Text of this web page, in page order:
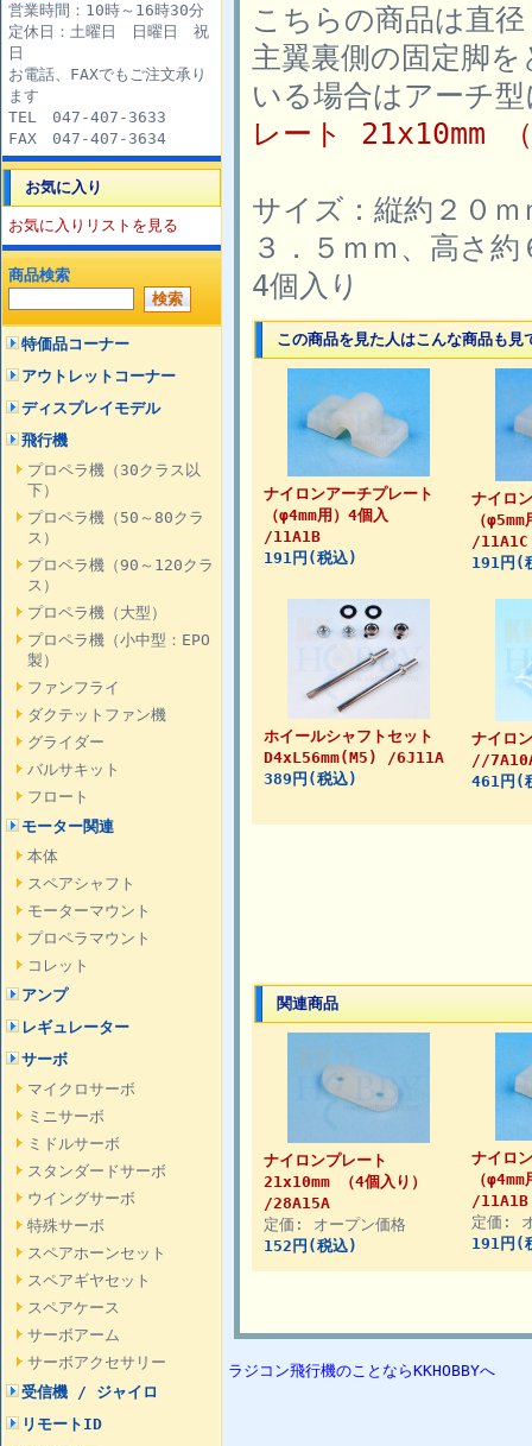
営業時間：10時～16時30分
定休日：土曜日 日曜日 祝
日
お電話、FAXでもご注文承り
ます
TEL 047-407-3633
FAX 047-407-3634
お気に入り
お気に入りリストを見る
商品検索
特価品コーナー
アウトレットコーナー
ディスプレイモデル
飛行機
プロペラ機（30クラス以
下）
プロペラ機（50～80クラ
ス）
プロペラ機（90～120クラ
ス）
プロペラ機（大型）
プロペラ機（小中型：EPO
製）
ファンフライ
ダクテットファン機
グライダー
バルサキット
フロート
モーター関連
本体
スペアシャフト
モーターマウント
プロペラマウント
コレット
アンプ
レギュレーター
サーボ
マイクロサーボ
ミニサーボ
ミドルサーボ
スタンダードサーボ
ウイングサーボ
特殊サーボ
スペアホーンセット
スペアギヤセット
スペアケース
サーボアーム
サーボアクセサリー
受信機 / ジャイロ
リモートID
こちらの商品は直
主翼裏側の固定脚
いる場合はアーチ
レート 21x10mm
サイズ：縦約２０
３．５ｍｍ、高さ
4個入り
この商品を見た人はこんな商品も見
ナイロンアーチプレート
（φ4mm用）4個入
/11A1B
191円(税込)
ナイロ
（
/11A1C
191円(
ホイールシャフトセット
D4xL56mm(M5) /6J11A
389円(税込)
ナイロ
//
461円(
関連商品
ナイロンプレート
21x10mm （4個入り）
/28A15A
定価: オープン価格
152円(税込)
ナイロ
（
/
定価:
191円(
ラジコン飛行機のことならKKHOBBYへ